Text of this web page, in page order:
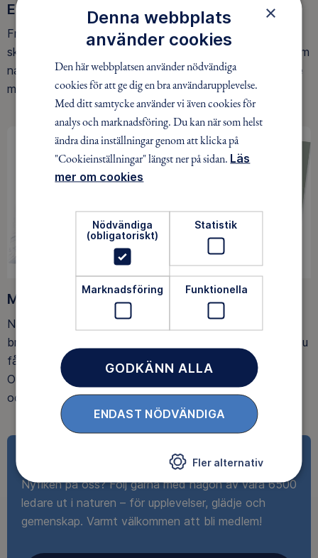
Ett friluftsliv för alla
Friluftsfrämjandet arbetar för att så många som möjligt
ska upptäcka den rörelseglädje och de hälsoeffekter som
naturen ger. Som medlem bidrar du också till vårt arbete
med att skydda allemansrätten.
Medlemsförmåner
När du blir medlem får du Magasin Friluftsliv i din
brevlåda, med tips, tester och inspirerande reportage. Du
får också fina rabatter, som upp till 25% rabatt på
Outnorth och 20 % rabatt på utvalda boenden och ski-
och spårpass hos Idre Fjäll.
Nyfiken på oss? Följ gärna med någon av våra 6500
ledare ut i naturen – för upplevelser, glädje och
gemenskap. Varmt välkommen att bli medlem!
×
Denna webbplats
använder cookies
Den här webbplatsen använder nödvändiga
cookies för att ge dig en bra användarupplevelse.
Med ditt samtycke använder vi även cookies för
analys och marknadsföring. Du kan när som helst
ändra dina inställningar genom att klicka på
"Cookieinställningar" längst ner på sidan. Läs
mer om cookies
Nödvändiga
(obligatoriskt)
Statistik
Marknadsföring Funktionella
GODKÄNN ALLA
ENDAST NÖDVÄNDIGA
Fler alternativ